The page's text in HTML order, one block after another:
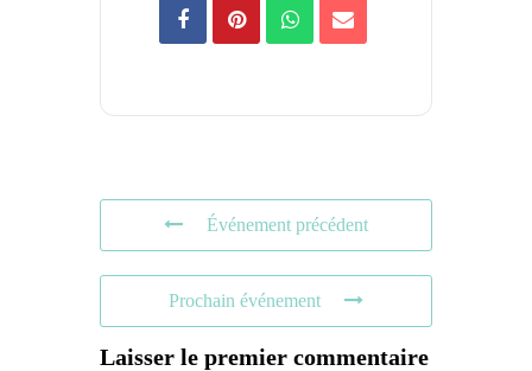
Événement précédent
Prochain événement
Laisser le premier commentaire